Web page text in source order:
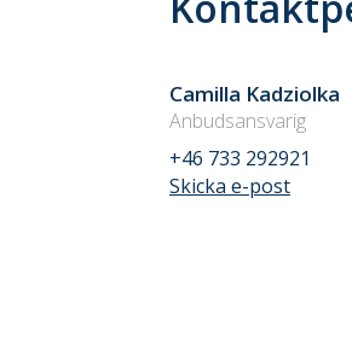
Camilla Kadziolka
Anbudsansvarig
+46 733 292921
Skicka e-post